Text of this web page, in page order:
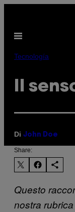
contenuto
Apri
Tecnología
Il
Di John Doe
Share:
Questo
nostra